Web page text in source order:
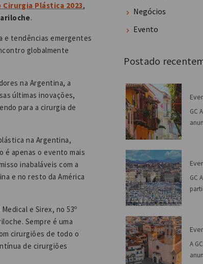
Plástica 2023,
.
e tendências emergentes
globalmente
na Argentina, a
últimas inovações,
para a cirurgia de
na Argentina,
é apenas o evento mais
inabaláveis com a
e no resto da América
e Sirex, no 53º
Sempre é uma
cirurgiões de todo o
de cirurgiões
Negócios
Evento
Postado
GC
GC
A